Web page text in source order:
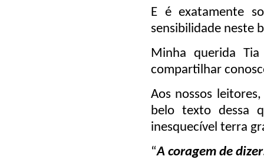
E é exatamente
sensibilidade neste
Minha querida
compartilhar
Aos nossos
belo texto dessa
inesquecível terra
“A coragem de